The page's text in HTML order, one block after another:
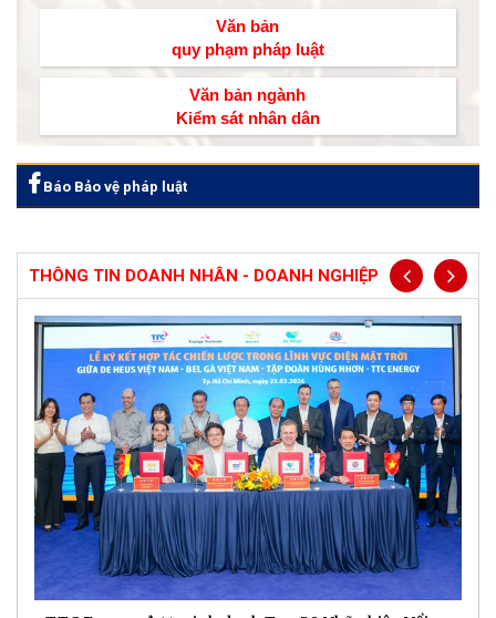
Văn bản
quy phạm pháp luật
Văn bản ngành
Kiểm sát nhân dân
Báo Bảo vệ pháp luật
THÔNG TIN DOANH NHÂN - DOANH NGHIỆP